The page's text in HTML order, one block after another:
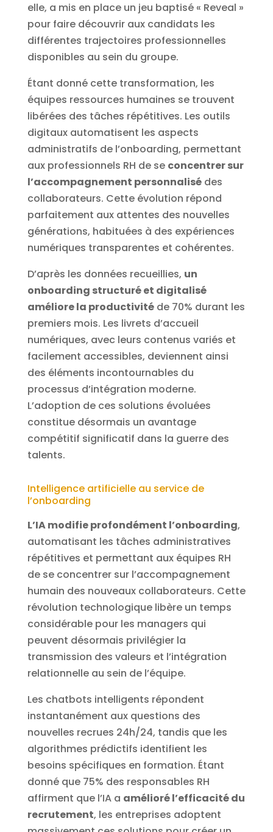
elle, a mis en place un jeu baptisé « Reveal »
pour faire découvrir aux candidats les
différentes trajectoires professionnelles
disponibles au sein du groupe.
Étant donné cette transformation, les
équipes ressources humaines se trouvent
libérées des tâches répétitives. Les outils
digitaux automatisent les aspects
administratifs de l’onboarding, permettant
aux professionnels RH de se concentrer sur
l’accompagnement personnalisédes
collaborateurs. Cette évolution répond
parfaitement aux attentes des nouvelles
générations, habituées à des expériences
numériques transparentes et cohérentes.
D’après les données recueillies, un
onboarding structuré et digitalisé
améliore la productivitéde 70% durant les
premiers mois. Les livrets d’accueil
numériques, avec leurs contenus variés et
facilement accessibles, deviennent ainsi
des éléments incontournables du
processus d’intégration moderne.
L’adoption de ces solutions évoluées
constitue désormais un avantage
compétitif significatif dans la guerre des
talents.
Intelligence artificielle au service de
l’onboarding
L’IA modifie profondément l’onboarding,
automatisant les tâches administratives
répétitives et permettant aux équipes RH
de se concentrer sur l’accompagnement
humain des nouveaux collaborateurs. Cette
révolution technologique libère un temps
considérable pour les managers qui
peuvent désormais privilégier la
transmission des valeurs et l’intégration
relationnelle au sein de l’équipe.
Les chatbots intelligents répondent
instantanément aux questions des
nouvelles recrues 24h/24, tandis que les
algorithmes prédictifs identifient les
besoins spécifiques en formation. Étant
donné que 75% des responsables RH
affirment que l’IA a amélioré l’efficacité du
recrutement, les entreprises adoptent